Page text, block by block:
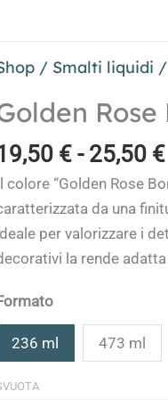
/ Smalti liquidi /
Rose
€ - 25,50 €
colore “Golden Rose
da una
per valorizzare i
la rende
236 ml 473 ml